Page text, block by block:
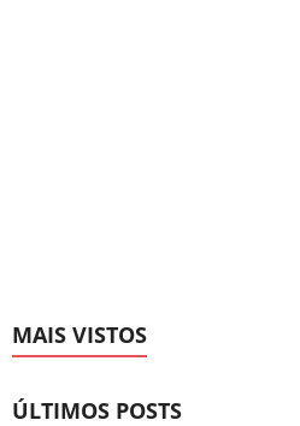
MAIS VISTOS
ÚLTIMOS POSTS